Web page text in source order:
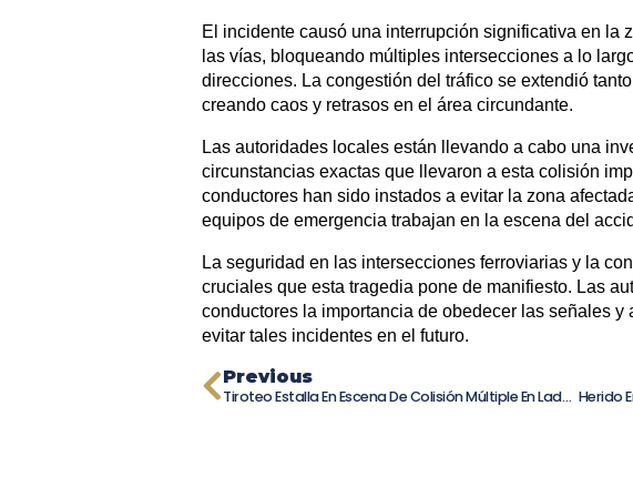
El incidente causó una interrupción significativa en la
las vías, bloqueando múltiples intersecciones a lo
direcciones. La congestión del tráfico se extendió
creando caos y retrasos en el área circundante.
Las autoridades locales están llevando a cabo una
circunstancias exactas que llevaron a esta colisión
conductores han sido instados a evitar la zona
equipos de emergencia trabajan en la escena del
La seguridad en las intersecciones ferroviarias y la
cruciales que esta tragedia pone de manifiesto. Las
conductores la importancia de obedecer las señales
evitar tales incidentes en el futuro.
Previous
Tiroteo Estalla En Escena De Colisión Múltiple En Ladera Heights: Un Herido Y Un Atacante A La Fuga